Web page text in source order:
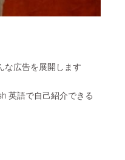
広告を展開します
英語で自己紹介できる